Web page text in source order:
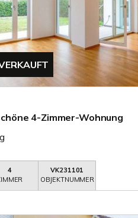
4-Zimmer-Wohnung
4
VK231101
OBJEKTNUMMER